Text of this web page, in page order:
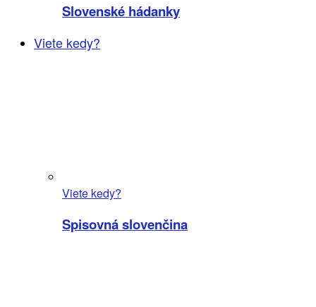
Slovenské hádanky
Viete kedy?
Viete kedy?
Spisovná slovenčina